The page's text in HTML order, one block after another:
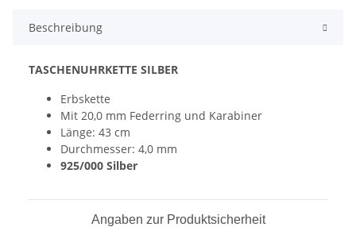
Beschreibung
TASCHENUHRKETTE SILBER
Erbskette
Mit 20,0 mm Federring und Karabiner
Länge: 43 cm
Durchmesser: 4,0 mm
925/000 Silber
Angaben zur Produktsicherheit